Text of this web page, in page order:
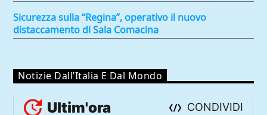
Sicurezza sulla “Regina”, operativo il nuovo
distaccamento di Sala Comacina
Notizie Dall’Italia E Dal Mondo